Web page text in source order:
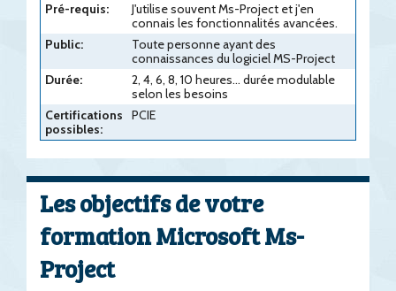
Pré-requis:
J'utilise souvent Ms-Project et j'en
connais les fonctionnalités avancées.
Public:
Toute personne ayant des
connaissances du logiciel MS-Project
Durée:
2, 4, 6, 8, 10 heures... durée modulable
selon les besoins
Certifications
possibles:
PCIE
Les objectifs de votre
formation Microsoft Ms-
Project